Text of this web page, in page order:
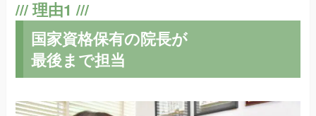
国家資格保有の院長が
最後まで担当